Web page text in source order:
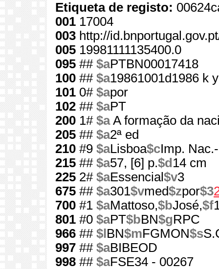
Etiqueta de registo:
001 17004
003 http://
005 19981111135400.0
095 ## $aPTBN00017418
100 ## $a19861001d1986 k
101 0# $apor
102 ## $aPT
200 1# $aA formação da
205 ## $a2ª ed
210 #9 $aLisboa$cImp.
215 ## $a57, [6] p.$d 14 cm
225 2# $aEssencial$v3
675 ## $a301$vmed$zpor$3
700 #1 $aMattoso,$bJosé,$f
801 #0 $aPT$bBN$gRPC
966 ## $l BN$mFGMON$s
997 ## $aBIBEOD
998 ## $aFSE34 - 00267